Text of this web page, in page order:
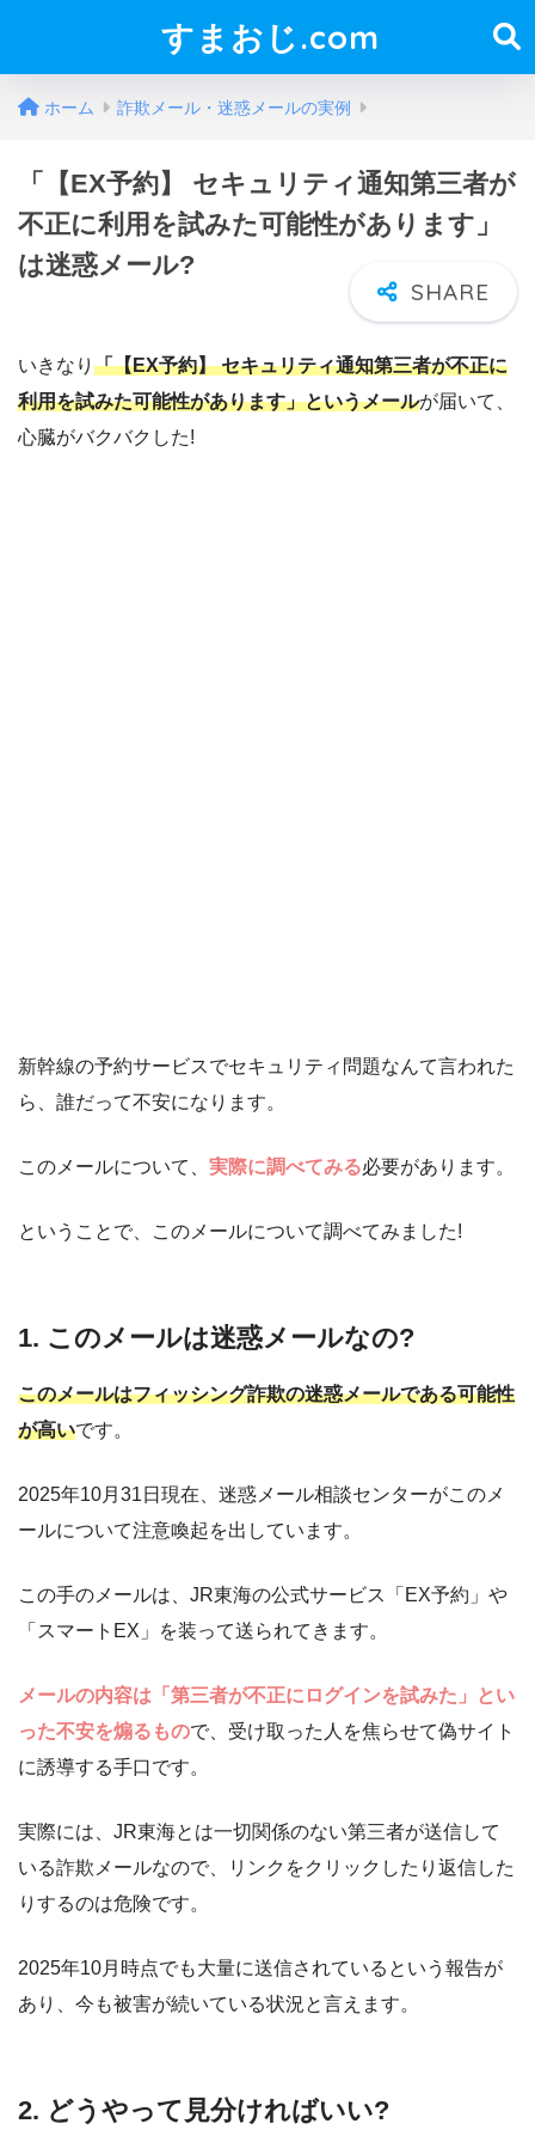
すまおじ.com
ホーム 詐欺メール・迷惑メールの実例
「【EX予約】 セキュリティ通知第三者が
不正に利用を試みた可能性があります」
は迷惑メール?
いきなり 「【EX予約】 セキュリティ通知第三者が不正に
利用を試みた可能性があります」というメールが届いて、
心臓がバクバクした!
新幹線の予約サービスでセキュリティ問題なんて言われた
ら、誰だって不安になります。
このメールについて、 実際に調べてみる必要があります。
ということで、このメールについて調べてみました!
1. このメールは迷惑メールなの?
このメールはフィッシング詐欺の迷惑メールである可能性
が高いです。
2025年10月31日現在、迷惑メール相談センターがこのメ
ールについて注意喚起を出しています。
この手のメールは、JR東海の公式サービス「EX予約」や
「スマートEX」を装って送られてきます。
メールの内容は「第三者が不正にログインを試みた」とい
った不安を煽るもので、受け取った人を焦らせて偽サイト
に誘導する手口です。
実際には、JR東海とは一切関係のない第三者が送信して
いる詐欺メールなので、リンクをクリックしたり返信した
りするのは危険です。
2025年10月時点でも大量に送信されているという報告が
あり、今も被害が続いている状況と言えます。
2. どうやって見分ければいい?